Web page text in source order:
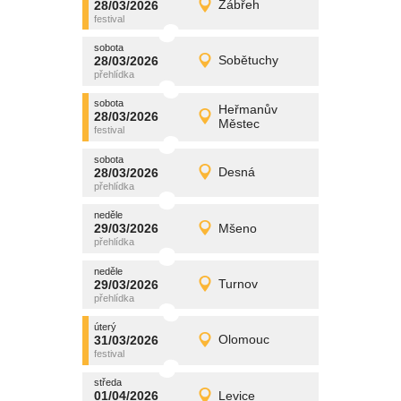
28/03/2026 Zábřeh
sobota
28/03/2026 Detail
sobota
28/03/2026 Sobětuchy
sobota
28/03/2026 Detail
promítání
sobota
28/03/2026
Heřmanův
Městec
sobota
28/03/2026 Detail
promítání
sobota
28/03/2026 Desná
sobota
28/03/2026 Detail
promítání
neděle
29/03/2026 Mšeno
neděle
29/03/2026 Detail
promítání
neděle
29/03/2026 Turnov
neděle
29/03/2026 Detail
promítání
úterý
31/03/2026 Olomouc
úterý
31/03/2026 Detail
promítání
středa
01/04/2026 Levice
01/04/2026 promítání